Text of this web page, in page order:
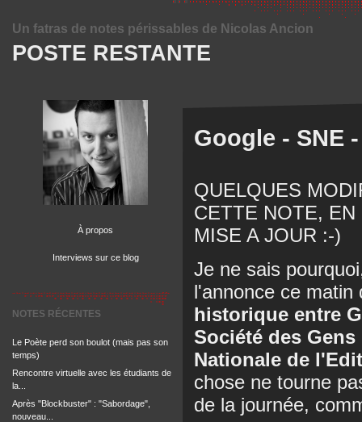
POSTE RESTANTE
Un fatras de notes périssables de Nicolas Ancion
À propos
Interviews sur ce blog
NOTES RÉCENTES
Le Poète perd son boulot (mais pas son
temps)
Rencontre virtuelle avec les étudiants de
la...
Après "Blockbuster" : "Sabordage",
nouveau...
Google - SNE
QUELQUES
CETTE NOTE,
MISE A JOUR :-)
Je ne sais
l'annonce ce
historique entre
Société des
Nationale de
chose ne tourne
de la journée,